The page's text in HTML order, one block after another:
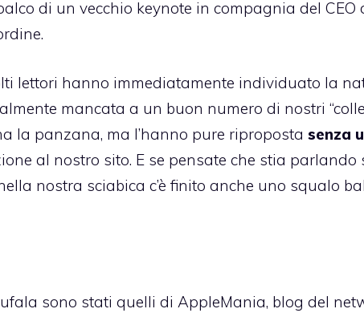
di un vecchio keynote in compagnia del CEO
lettori hanno immediatamente individuato la
mancata a un buon numero di nostri
la panzana, ma l’hanno pure riproposta senza
al nostro sito. E se pensate che stia parlando
nostra sciabica c’è finito anche uno squalo
sono stati quelli di AppleMania, blog del